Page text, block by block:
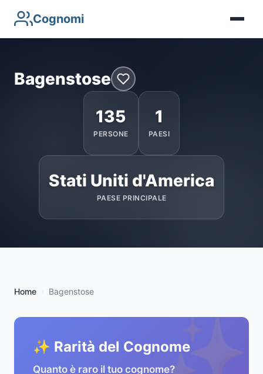
Cognomi
Bagenstose
135
PERSONE
1
PAESI
Stati Uniti d'America
PAESE PRINCIPALE
Home Bagenstose
✨
✨ Rarità del Cognome
Quanto è raro il tuo cognome?